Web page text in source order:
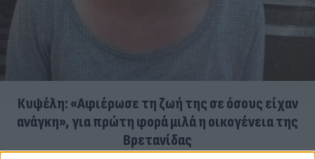
Κυψέλη: «Αφιέρωσε τη ζωή της σε όσους είχαν
ανάγκη», για πρώτη φορά μιλά η οικογένεια της
Βρετανίδας